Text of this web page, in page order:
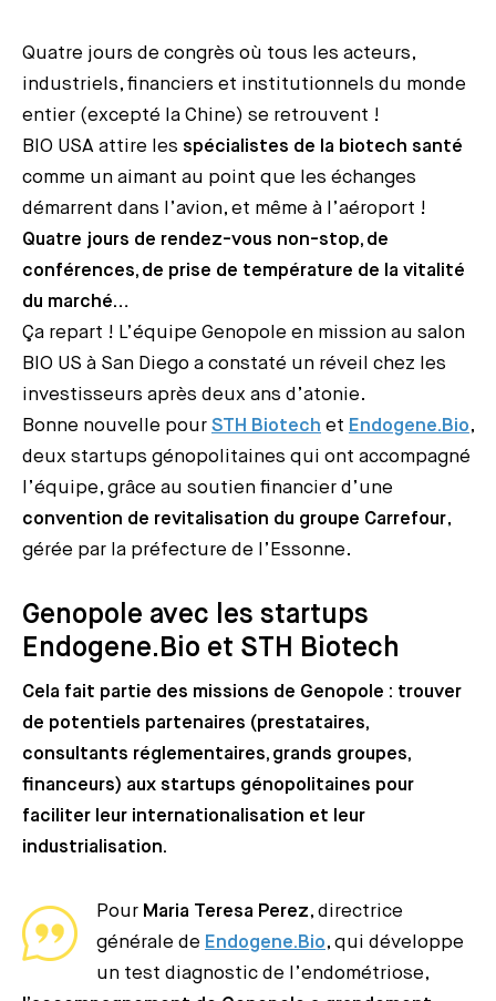
Quatre jours de congrès où tous les acteurs,
industriels, financiers et institutionnels du monde
entier (excepté la Chine) se retrouvent !
BIO USA attire les spécialistes de la biotech santé
comme un aimant au point que les échanges
démarrent dans l’avion, et même à l’aéroport !
Quatre jours de rendez-vous non-stop, de
conférences, de prise de température de la vitalité
du marché…
Ça repart ! L’équipe Genopole en mission au salon
BIO US à San Diego a constaté un réveil chez les
investisseurs après deux ans d’atonie.
Bonne nouvelle pour STH Biotech et Endogene.Bio,
deux startups génopolitaines qui ont accompagné
l’équipe, grâce au soutien financier d’une
convention de revitalisation du groupe Carrefour,
gérée par la préfecture de l’Essonne.
Genopole avec les startups
Endogene.Bio et STH Biotech
Cela fait partie des missions de Genopole : trouver
de potentiels partenaires (prestataires,
consultants réglementaires, grands groupes,
financeurs) aux startups génopolitaines pour
faciliter leur internationalisation et leur
industrialisation.
Pour Maria Teresa Perez, directrice
générale de Endogene.Bio, qui développe
un test diagnostic de l’endométriose,